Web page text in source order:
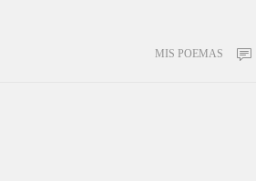
MIS POEMAS